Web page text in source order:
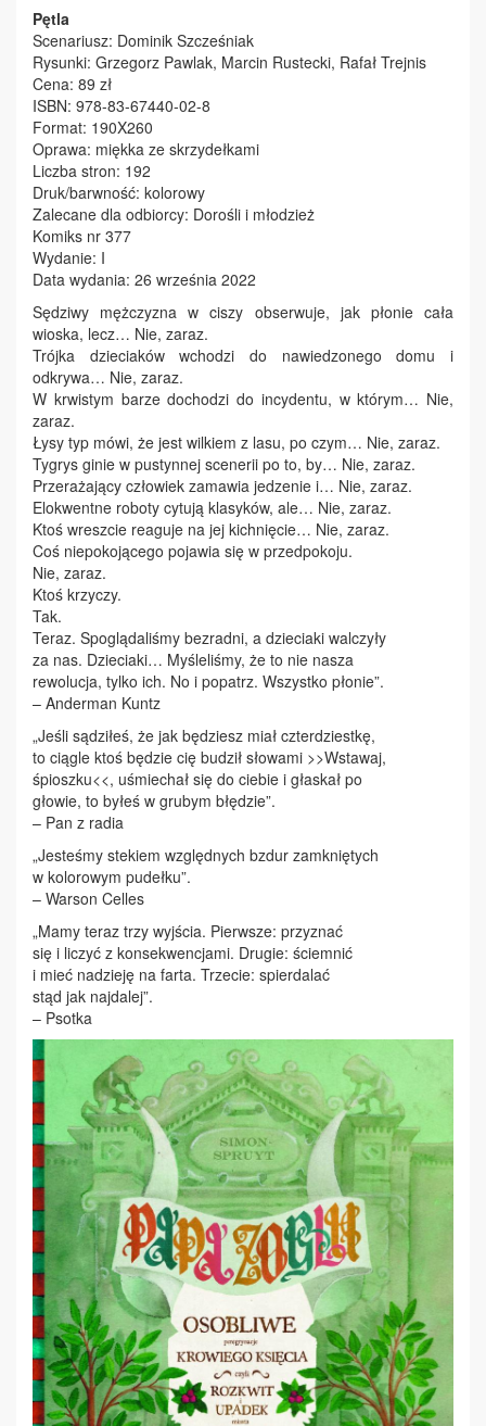
Pętla
Scenariusz: Dominik Szcześniak
Rysunki: Grzegorz Pawlak, Marcin Rustecki, Rafał Trejnis
Cena: 89 zł
ISBN: 978-83-67440-02-8
Format: 190X260
Oprawa: miękka ze skrzydełkami
Liczba stron: 192
Druk/barwność: kolorowy
Zalecane dla odbiorcy: Dorośli i młodzież
Komiks nr 377
Wydanie: I
Data wydania: 26 września 2022
Sędziwy mężczyzna w ciszy obserwuje, jak płonie cała
wioska, lecz… Nie, zaraz.
Trójka dzieciaków wchodzi do nawiedzonego domu i
odkrywa… Nie, zaraz.
W krwistym barze dochodzi do incydentu, w którym… Nie,
zaraz.
Łysy typ mówi, że jest wilkiem z lasu, po czym… Nie, zaraz.
Tygrys ginie w pustynnej scenerii po to, by… Nie, zaraz.
Przerażający człowiek zamawia jedzenie i… Nie, zaraz.
Elokwentne roboty cytują klasyków, ale… Nie, zaraz.
Ktoś wreszcie reaguje na jej kichnięcie… Nie, zaraz.
Coś niepokojącego pojawia się w przedpokoju.
Nie, zaraz.
Ktoś krzyczy.
Tak.
Teraz. Spoglądaliśmy bezradni, a dzieciaki walczyły
za nas. Dzieciaki… Myśleliśmy, że to nie nasza
rewolucja, tylko ich. No i popatrz. Wszystko płonie”.
– Anderman Kuntz
„Jeśli sądziłeś, że jak będziesz miał czterdziestkę,
to ciągle ktoś będzie cię budził słowami >>Wstawaj,
śpioszku<<, uśmiechał się do ciebie i głaskał po
głowie, to byłeś w grubym błędzie”.
– Pan z radia
„Jesteśmy stekiem względnych bzdur zamkniętych
w kolorowym pudełku”.
– Warson Celles
„Mamy teraz trzy wyjścia. Pierwsze: przyznać
się i liczyć z konsekwencjami. Drugie: ściemnić
i mieć nadzieję na farta. Trzecie: spierdalać
stąd jak najdalej”.
– Psotka